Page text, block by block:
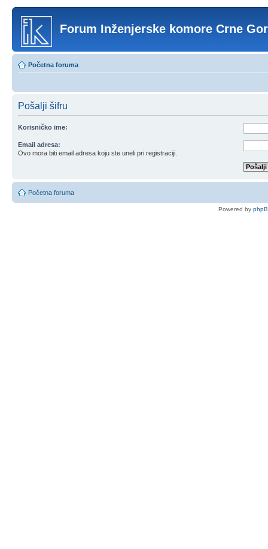
Forum Inženjerske komore Crne
Početna foruma
Pošalji šifru
Korisničko ime:
Email adresa:
Ovo mora biti email adresa koju ste uneli pri registraciji.
Početna foruma
Powered by